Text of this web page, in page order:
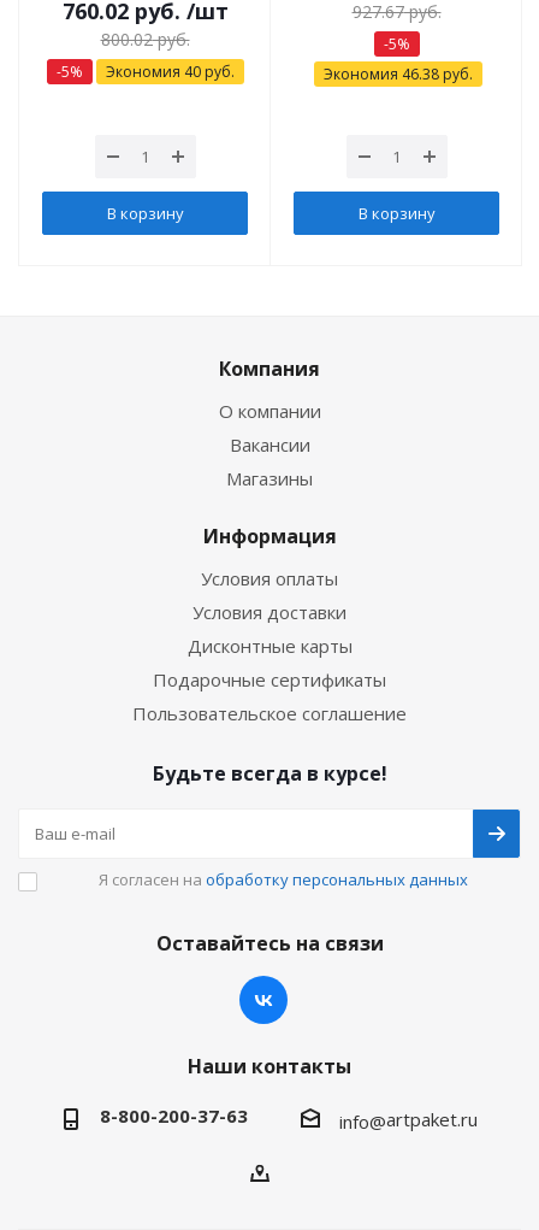
760.02руб. /шт
800.02руб.
-5% Экономия 40руб.
В корзину
927.67руб.
-5%
Экономия 46.38 руб.
В корзину
Компания
О компании
Вакансии
Магазины
Информация
Условия оплаты
Условия доставки
Дисконтные карты
Подарочные сертификаты
Пользовательское соглашение
Будьте всегда в курсе!
Я согласен на обработку персональных данных
Оставайтесь на связи
Наши контакты
8-800-200-37-63 info@artpaket.ru